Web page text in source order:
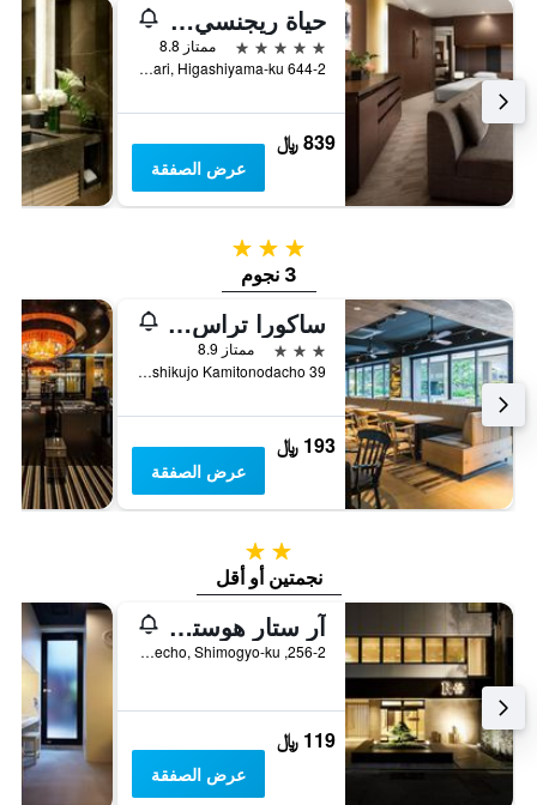
حياة ريجنسي كيوتو
5 نجوم
ممتاز 8.8
644-2 Sanjusangendo-Mawari, Higashiyama-ku, كيوتو, اليابان
839 ﷼
عرض الصفقة
3 نجوم
3 نجوم
ساكورا تراس ذا غالاري
3 نجوم
ممتاز 8.9
Minami-ku Higashikujo Kamitonodacho 39, كيوتو, اليابان
193 ﷼
عرض الصفقة
2 نجمتين
نجمتين أو أقل
آر ستار هوستل كيوتو جابان
256-2, Motoryogaecho, Shimogyo-ku, كيوتو, اليابان
119 ﷼
عرض الصفقة